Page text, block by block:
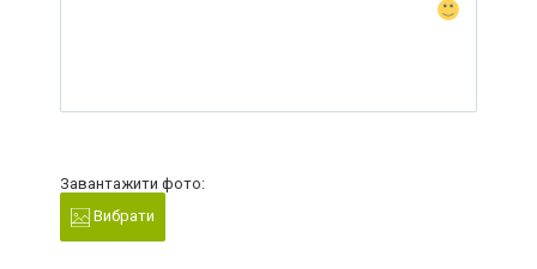
Завантажити фото:
Вибрати